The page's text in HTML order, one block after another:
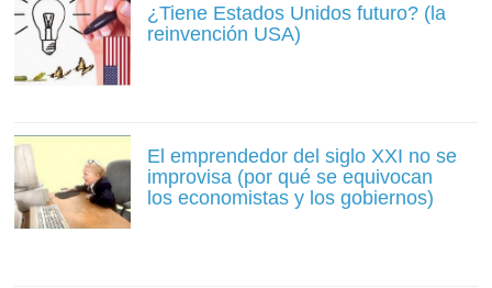
¿Tiene Estados Unidos futuro? (la
reinvención USA)
El emprendedor del siglo XXI no se
improvisa (por qué se equivocan
los economistas y los gobiernos)